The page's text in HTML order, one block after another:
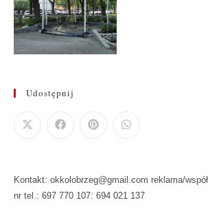
Udostępnij
Kontakt: okkolobrzeg@gmail.com reklama/
nr tel.: 697 770 107: 694 021 137